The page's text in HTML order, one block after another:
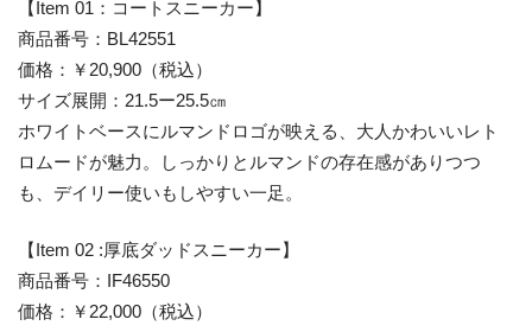
【Item 01：コートスニーカー】
商品番号：BL42551
価格：￥20,900（税込）
サイズ展開：21.5ー25.5㎝
ホワイトベースにルマンドロゴが映える、大人かわいいレト
ロムードが魅力。しっかりとルマンドの存在感がありつつ
も、デイリー使いもしやすい一足。
【Item 02 :厚底ダッドスニーカー】
商品番号：IF46550
価格：￥22,000（税込）